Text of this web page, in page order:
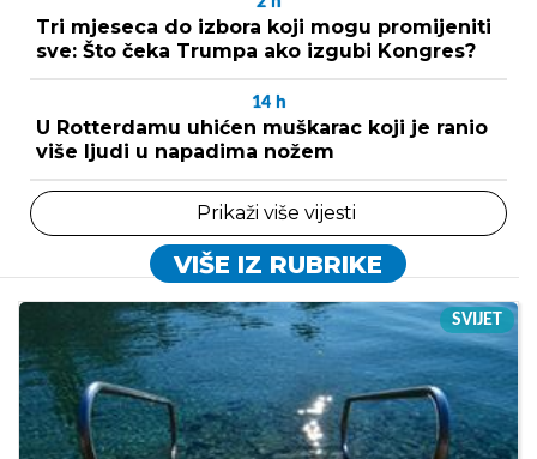
Tri mjeseca do izbora koji mogu promijeniti
sve: Što čeka Trumpa ako izgubi Kongres?
14 h
U Rotterdamu uhićen muškarac koji je ranio
više ljudi u napadima nožem
Prikaži više vijesti
VIŠE IZ RUBRIKE
SVIJET